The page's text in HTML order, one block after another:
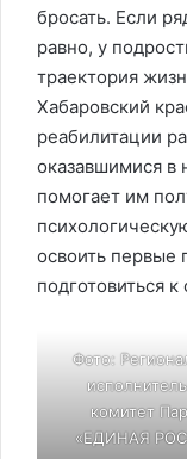
бросать. Если
равно, у
траектория
Хабаровский
реабилитации
оказавшимися в
помогает им
освоить первые
подготовиться
Фото:
комитет
«ЕДИНАЯ